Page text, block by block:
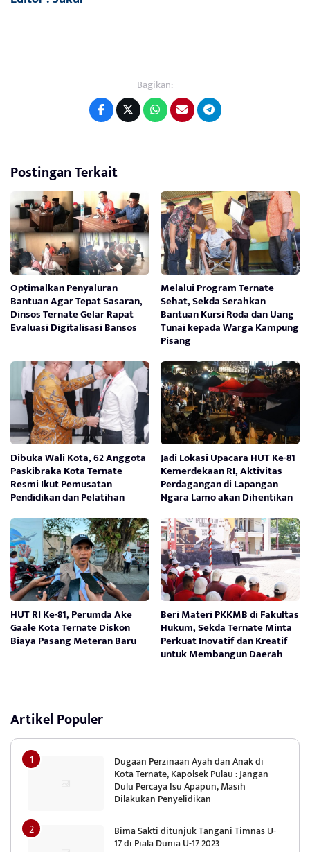
Bagikan:
Postingan Terkait
Optimalkan Penyaluran
Bantuan Agar Tepat Sasaran,
Dinsos Ternate Gelar Rapat
Evaluasi Digitalisasi Bansos
Melalui Program Ternate
Sehat, Sekda Serahkan
Bantuan Kursi Roda dan Uang
Tunai kepada Warga Kampung
Pisang
Dibuka Wali Kota, 62 Anggota
Paskibraka Kota Ternate
Resmi Ikut Pemusatan
Pendidikan dan Pelatihan
Jadi Lokasi Upacara HUT Ke-81
Kemerdekaan RI, Aktivitas
Perdagangan di Lapangan
Ngara Lamo akan Dihentikan
HUT RI Ke-81, Perumda Ake
Gaale Kota Ternate Diskon
Biaya Pasang Meteran Baru
Beri Materi PKKMB di Fakultas
Hukum, Sekda Ternate Minta
Perkuat Inovatif dan Kreatif
untuk Membangun Daerah
Artikel Populer
Dugaan Perzinaan Ayah dan Anak di
Kota Ternate, Kapolsek Pulau : Jangan
Dulu Percaya Isu Apapun, Masih
Dilakukan Penyelidikan
Bima Sakti ditunjuk Tangani Timnas U-
17 di Piala Dunia U-17 2023